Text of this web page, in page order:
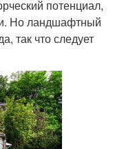
потенциал,
Но ландшафтный
так что следует